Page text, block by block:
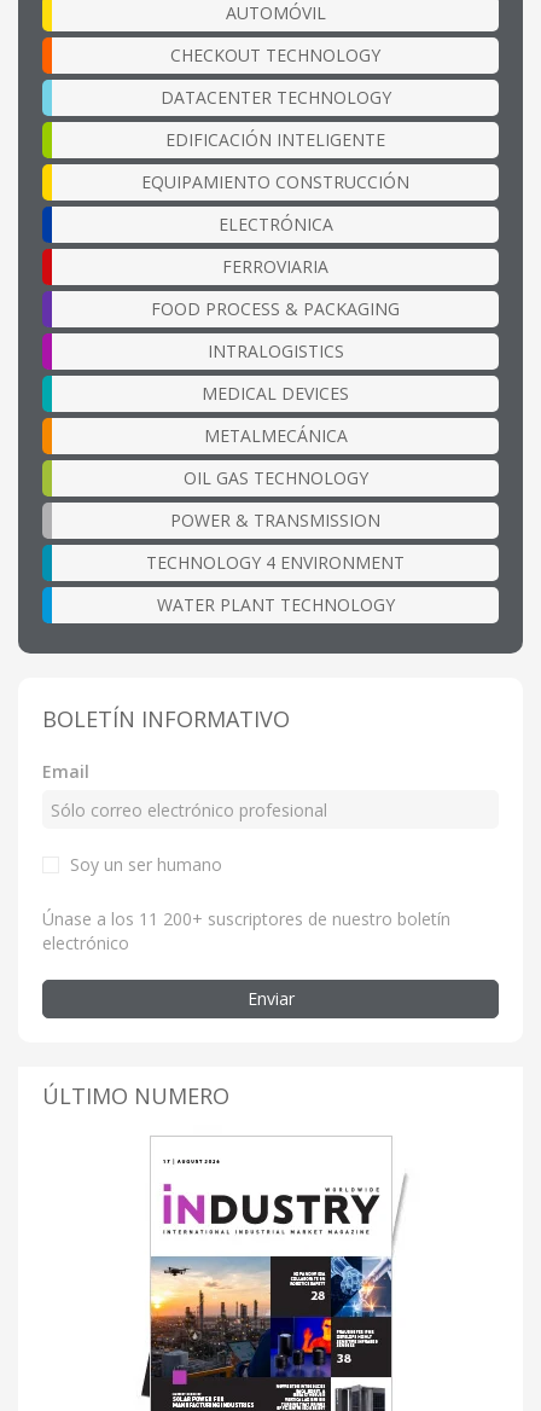
AUTOMÓVIL
CHECKOUT TECHNOLOGY
DATACENTER TECHNOLOGY
EDIFICACIÓN INTELIGENTE
EQUIPAMIENTO CONSTRUCCIÓN
ELECTRÓNICA
FERROVIARIA
FOOD PROCESS & PACKAGING
INTRALOGISTICS
MEDICAL DEVICES
METALMECÁNICA
OIL GAS TECHNOLOGY
POWER & TRANSMISSION
TECHNOLOGY 4 ENVIRONMENT
WATER PLANT TECHNOLOGY
BOLETÍN INFORMATIVO
Email
Soy un ser humano
Únase a los 11 200+ suscriptores de nuestro boletín
electrónico
Enviar
ÚLTIMO NUMERO